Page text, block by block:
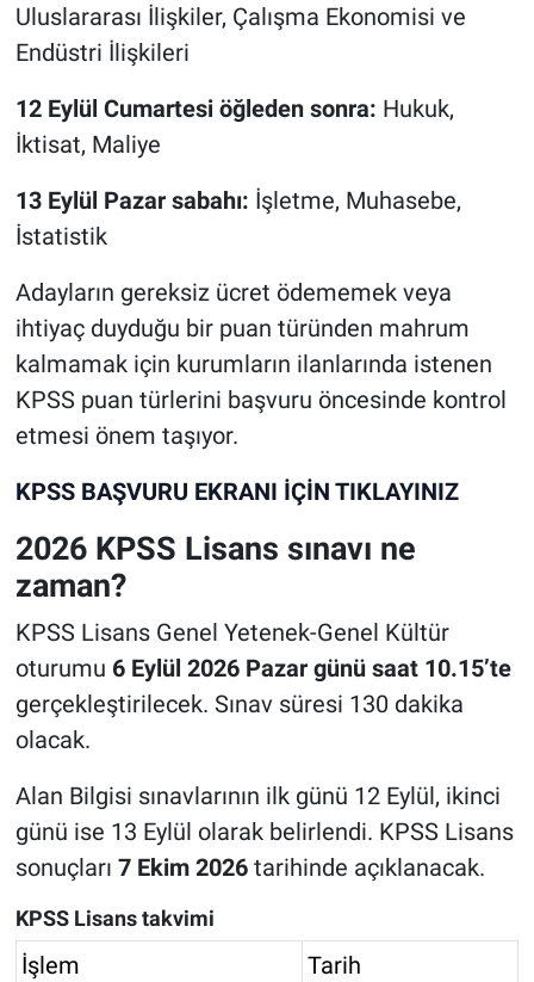
Uluslararası İlişkiler, Çalışma Ekonomisi ve
Endüstri İlişkileri
12 Eylül Cumartesi öğleden sonra: Hukuk,
İktisat, Maliye
13 Eylül Pazar sabahı: İşletme, Muhasebe,
İstatistik
Adayların gereksiz ücret ödememek veya
ihtiyaç duyduğu bir puan türünden mahrum
kalmamak için kurumların ilanlarında istenen
KPSS puan türlerini başvuru öncesinde kontrol
etmesi önem taşıyor.
KPSS BAŞVURU EKRANI İÇİN TIKLAYINIZ
2026 KPSS Lisans sınavı ne
zaman?
KPSS Lisans Genel Yetenek-Genel Kültür
oturumu 6 Eylül 2026 Pazar günü saat 10.15’te
gerçekleştirilecek. Sınav süresi 130 dakika
olacak.
Alan Bilgisi sınavlarının ilk günü 12 Eylül, ikinci
günü ise 13 Eylül olarak belirlendi. KPSS Lisans
sonuçları 7 Ekim 2026tarihinde açıklanacak.
KPSS Lisans takvimi
İşlem Tarih